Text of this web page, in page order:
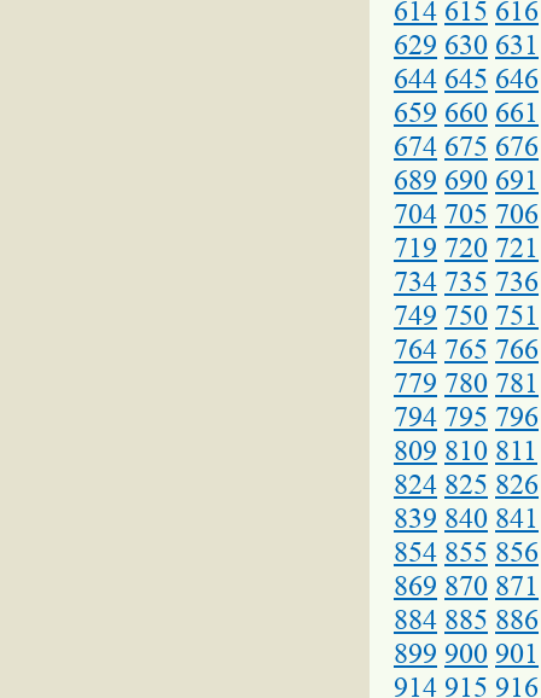
614 615 616
629 630 631
644 645 646
659 660 661
674 675 676
689 690 691
704 705 706
719 720 721
734 735 736
749 750 751
764 765 766
779 780 781
794 795 796
809 810 811
824 825 826
839 840 841
854 855 856
869 870 871
884 885 886
899 900 901
914 915 916